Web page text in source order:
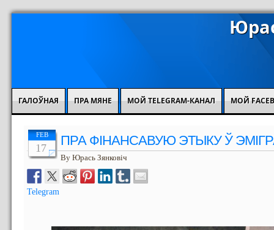
ГАЛОЎНАЯ ПРА МЯНЕ МОЙ TELEGRAM-КАНАЛ МОЙ
FEB
17 ПРА ФІНАНСАВУЮ ЭТЫКУ Ў
By Юрась Зянковіч
Telegram